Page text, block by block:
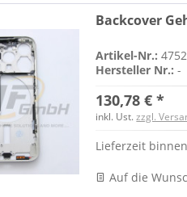
Backcover
Artikel-Nr.:
Hersteller Nr.:-
130,78 € *
inkl. Ust.zzgl.
Lieferzeit
Auf die